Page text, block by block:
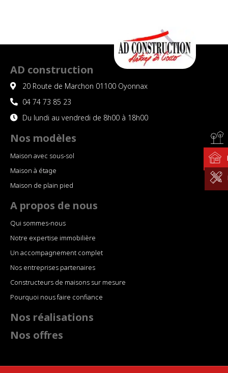
AD construction
20 Route de Marchon 01100 Oyonnax
04 74 73 85 23
Du lundi au vendredi de 8h00 à 18h00
Nos modèles
Maison avec sous-sol
Maison à étage
Maison de plain pied
A propos de nous
Qui sommes-nous
Notre expertise immobilière
Un accompagnement complet
Nos entreprises partenaires
Constructeurs de maisons sur mesure
Pourquoi nous faire confiance
Nos réalisations
Nos offres